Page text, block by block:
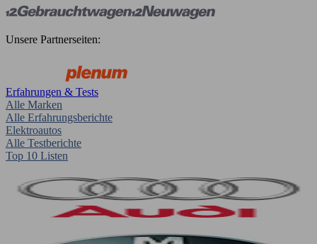
Unsere Partnerseiten:
Erfahrungen & Tests
Alle Marken
Alle Erfahrungsberichte
Elektroautos
Alle Testberichte
Top 10 Listen